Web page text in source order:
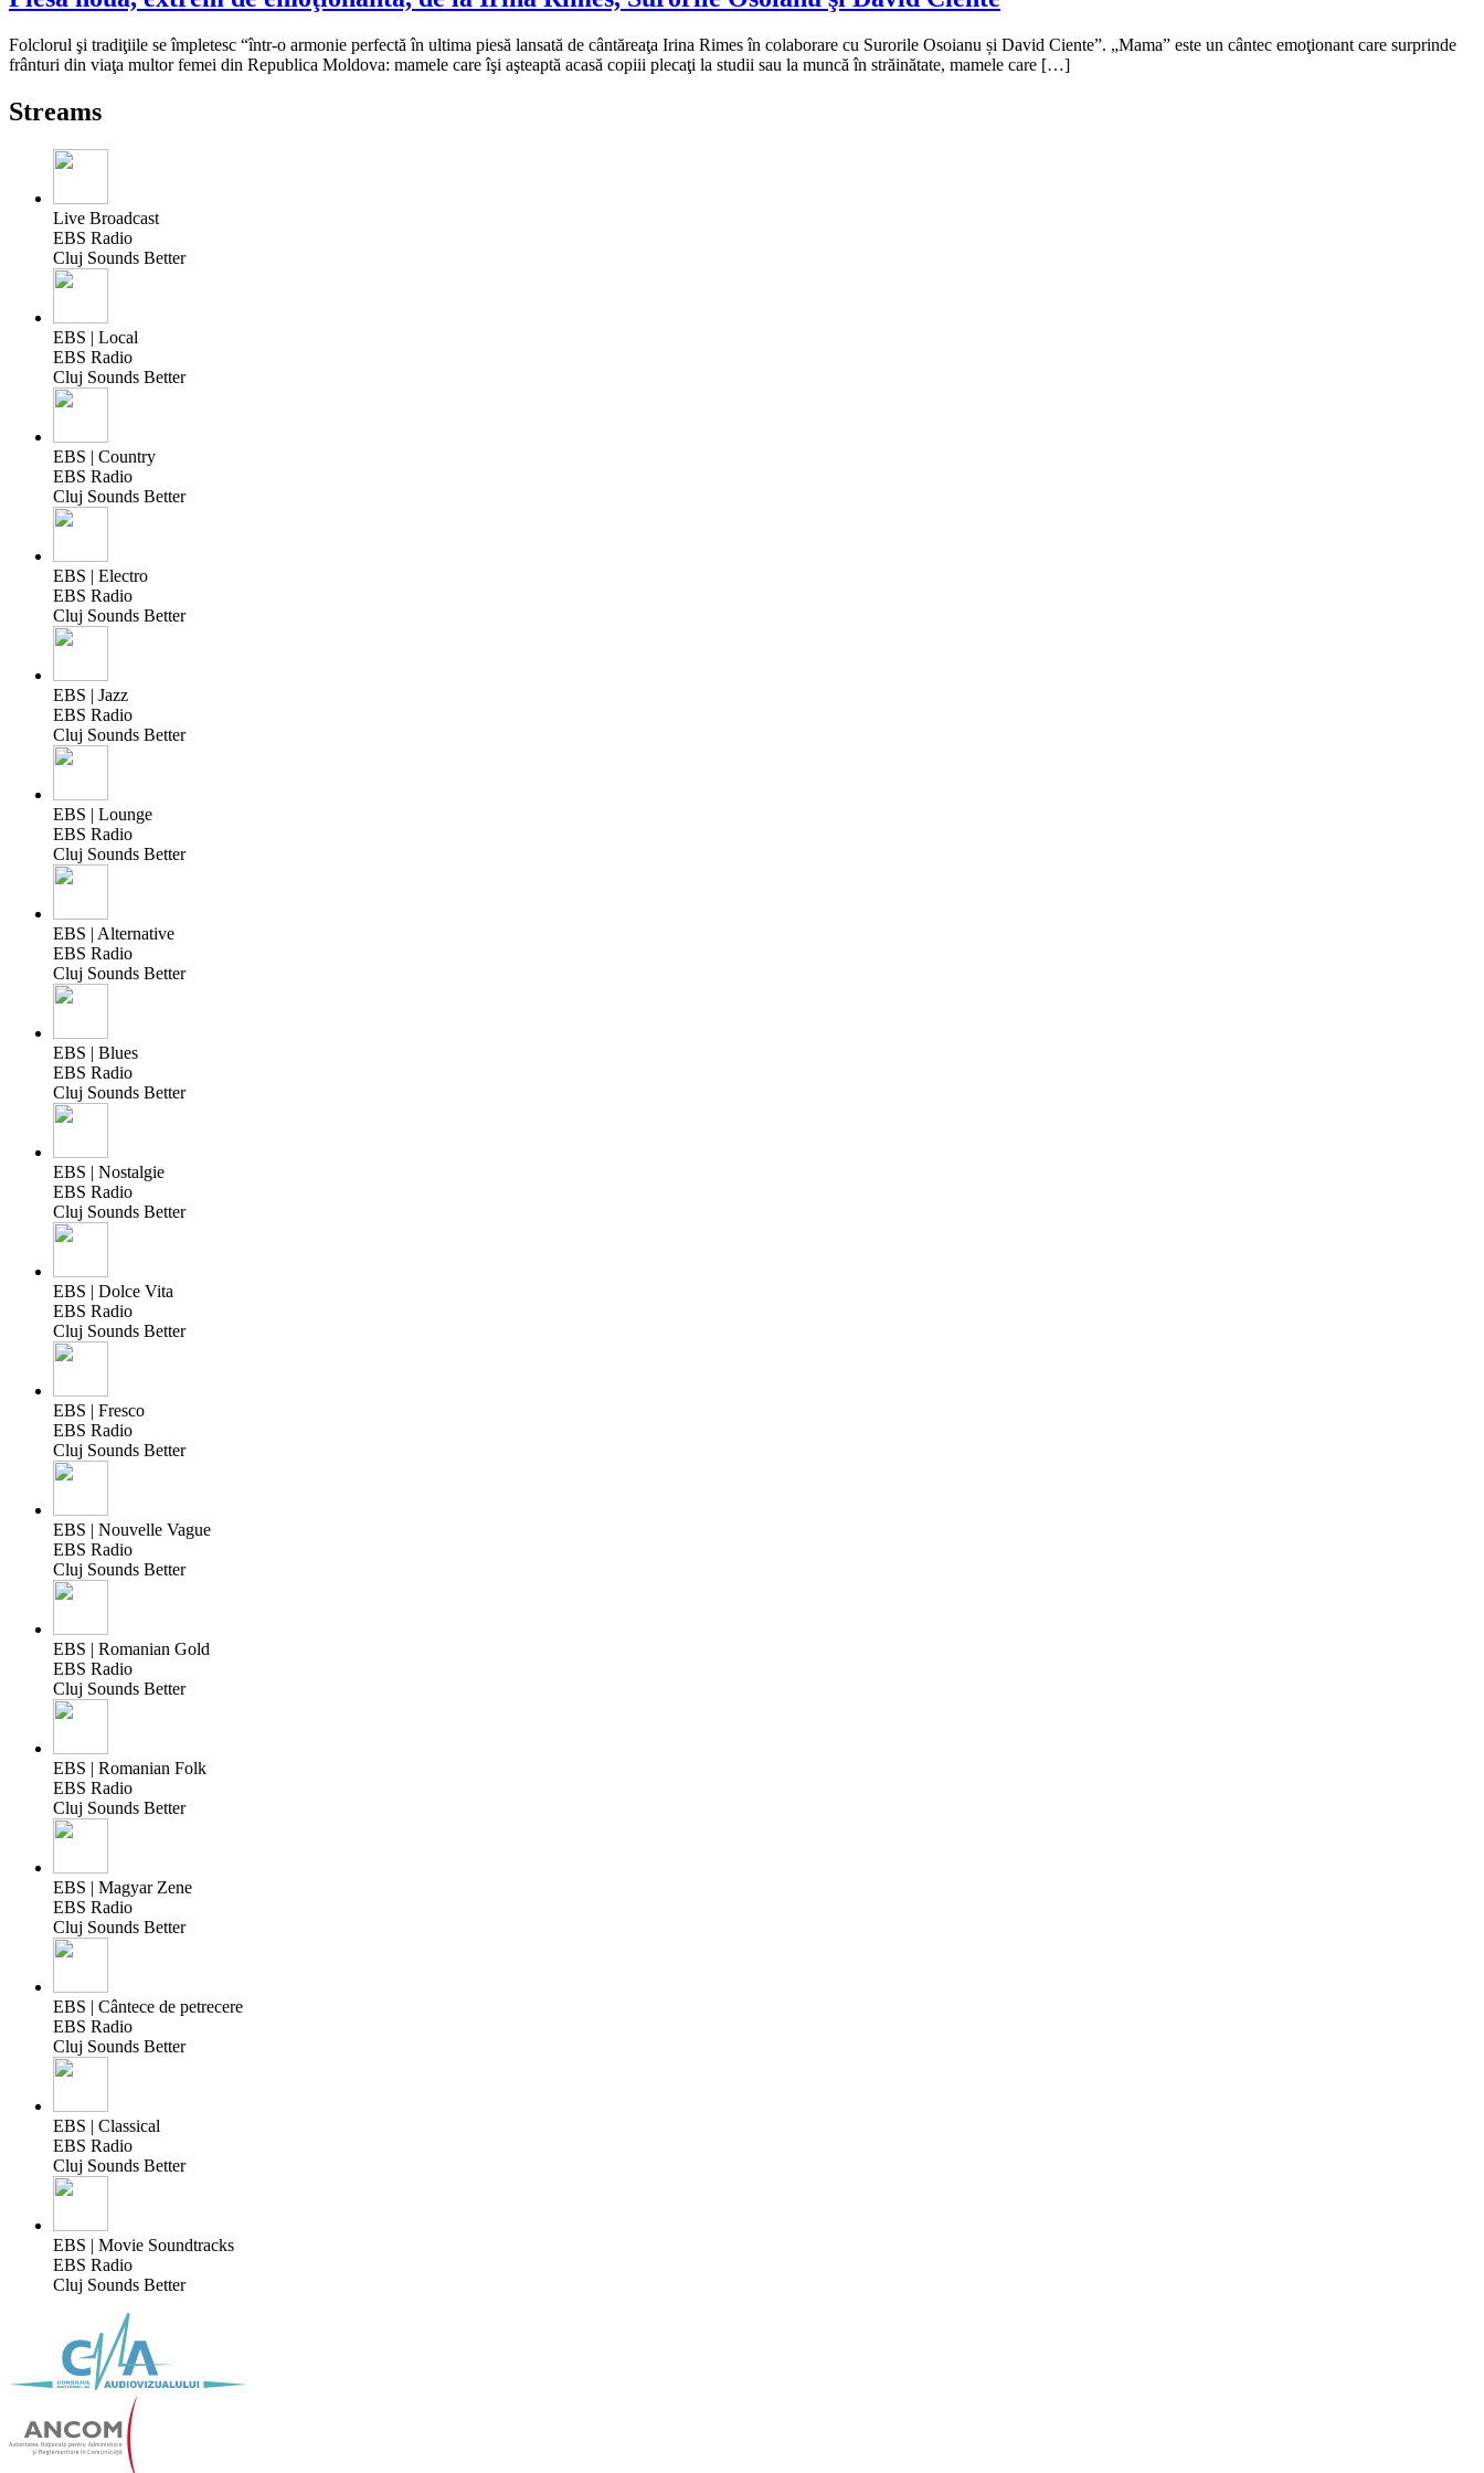
Folclorul şi tradiţiile se împletesc “într-o armonie perfectă în ultima piesă lansată de cântăreaţa Irina Rimes în colaborare cu Surorile Osoianu și David Ciente”. „Mama” este un cântec emoţionant care surprinde
frânturi din viaţa multor femei din Republica Moldova: mamele care îşi aşteaptă acasă copiii plecaţi la studii sau la muncă în străinătate, mamele care […]
Streams
Live Broadcast
EBS Radio
Cluj Sounds Better
EBS | Local
EBS Radio
Cluj Sounds Better
EBS | Country
EBS Radio
Cluj Sounds Better
EBS | Electro
EBS Radio
Cluj Sounds Better
EBS | Jazz
EBS Radio
Cluj Sounds Better
EBS | Lounge
EBS Radio
Cluj Sounds Better
EBS | Alternative
EBS Radio
Cluj Sounds Better
EBS | Blues
EBS Radio
Cluj Sounds Better
EBS | Nostalgie
EBS Radio
Cluj Sounds Better
EBS | Dolce Vita
EBS Radio
Cluj Sounds Better
EBS | Fresco
EBS Radio
Cluj Sounds Better
EBS | Nouvelle Vague
EBS Radio
Cluj Sounds Better
EBS | Romanian Gold
EBS Radio
Cluj Sounds Better
EBS | Romanian Folk
EBS Radio
Cluj Sounds Better
EBS | Magyar Zene
EBS Radio
Cluj Sounds Better
EBS | Cântece de petrecere
EBS Radio
Cluj Sounds Better
EBS | Classical
EBS Radio
Cluj Sounds Better
EBS | Movie Soundtracks
EBS Radio
Cluj Sounds Better